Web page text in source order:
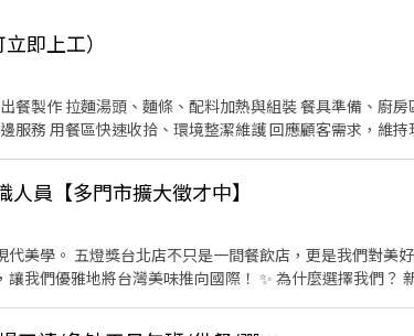
即上工）
詳細說明 ◎請赴約面試者，攜帶履歷供主管當場審閱
員【多門市擴大徵才中】
的提案。這裡有最先進
國際！ ​✨ 為什麼選擇我們？ ​新店盛大開幕： 除了深耕已